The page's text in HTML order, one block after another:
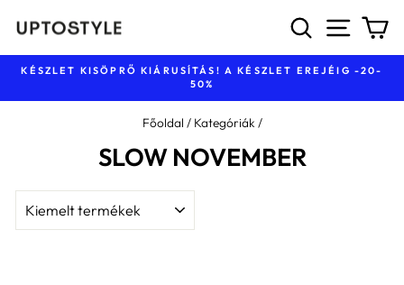
KERESÉS
Diavetítés
KÉSZLET KISÖPRŐ KIÁRUSÍTÁS! A KÉSZLET EREJÉIG -20-
50%
Főoldal / Kategóriák /
SLOW NOVEMBER
LISTÁZÁS